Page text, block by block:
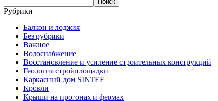
Рубрики
Балкон и лоджия
Без рубрики
Важное
Водоснабжение
Восстановление и усиление строительных конструкций
Геология стройплощадки
Каркасный дом SINTEF
Кровли
Крыши на прогонах и фермах